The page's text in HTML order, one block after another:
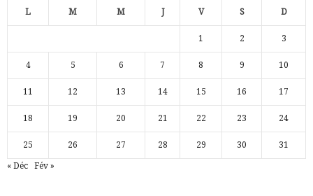
L M M J V S D
1 2 3
4 5 6 7 8 9 10
11 12 13 14 15 16 17
18 19 20 21 22 23 24
25 26 27 28 29 30 31
« Déc Fév »